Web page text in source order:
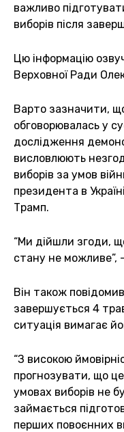
важливо
виборів після
Цю інформацію
Верховної Ради
Варто зазначити,
обговорювалась у
дослідження
висловлюють
виборів за умов
президента в
Трамп.
“Ми дійшли згоди,
стану не можливе”,
Він також
завершується 4
ситуація вимагає
“З високою
прогнозувати, що
умовах виборів не
займається
перших повоєнних